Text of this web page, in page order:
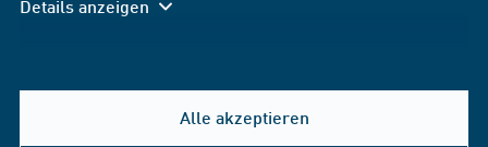
Details anzeigen
Alle akzeptieren